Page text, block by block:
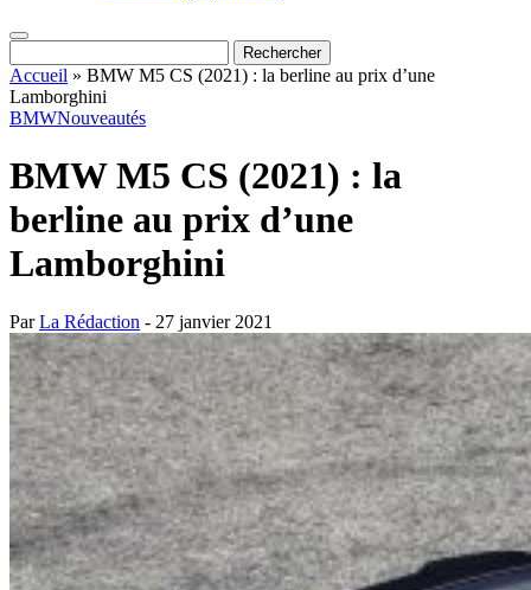
Accueil » BMW M5 CS (2021) : la berline au prix d’une
Lamborghini
BMWNouveautés
BMW M5 CS (2021) : la
berline au prix d’une
Lamborghini
ParLa Rédaction - 27 janvier 2021